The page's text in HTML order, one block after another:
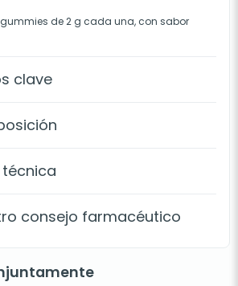
de 2 g cada una, con sabor
clave
técnica
consejo farmacéutico